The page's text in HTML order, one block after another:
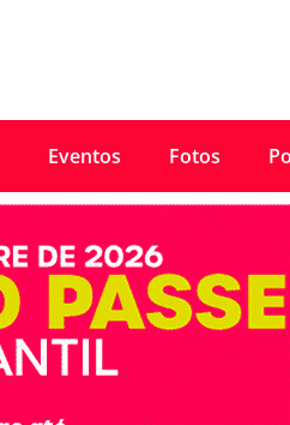
Eventos Fotos